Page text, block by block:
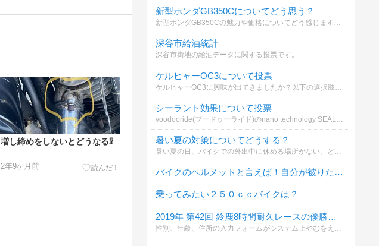
増し締めをしないとどうなる⁉︎
2年9ヶ月前
新型ホンダGB350Cについてどう思う？
新型ホンダGB350Cの魅力や価格についてどう感じますか？
深谷市給油統計
深谷市街地の給油データに関する投票です。
ケルヒャーOC3について投票
シーラント効果について投票
暑い夏の対策についてどうする？
暑い夏の日、バイクでの外出中に休める場所がない。どうする？
バイクのヘルメットと言えば！自分が被りたいヘルメットは？
乗ってみたい２５０ｃｃバイクは？
2019年 第42回 鈴鹿8時間耐久レースの優勝チームは？ （リスト2）